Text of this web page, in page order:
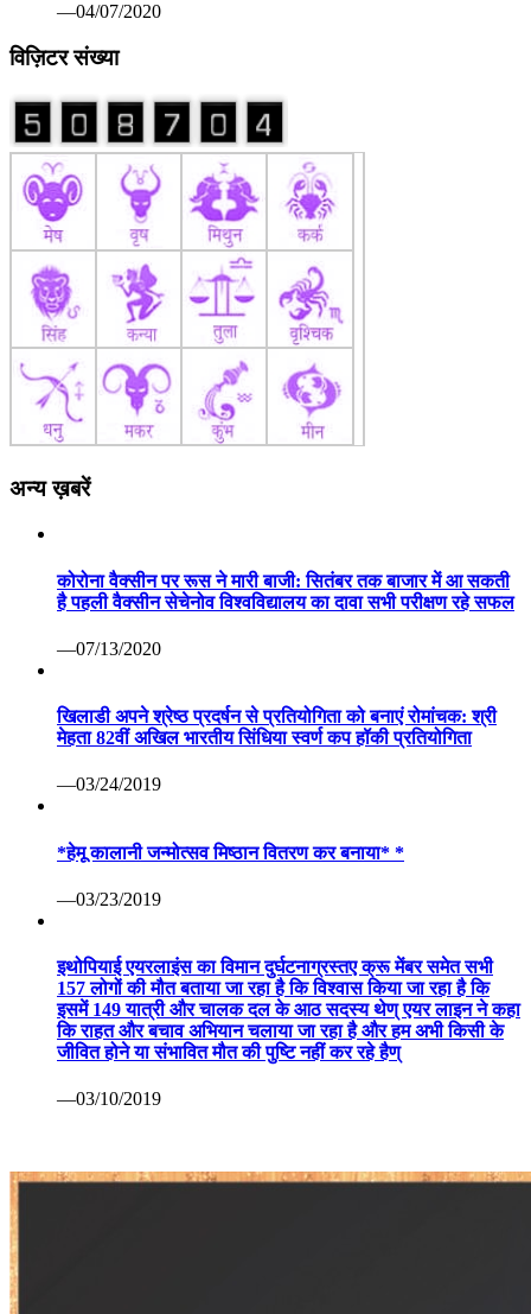
—04/07/2020
विज़िटर संख्या
अन्य ख़बरें
कोरोना वैक्सीन पर रूस ने मारी बाजी: सितंबर तक बाजार में आ सकती
है पहली वैक्सीन सेचेनोव विश्वविद्यालय का दावा सभी परीक्षण रहे सफल
—07/13/2020
खिलाडी अपने श्रेष्ठ प्रदर्षन से प्रतियोगिता को बनाएं रोमांचक: श्री
मेहता 82वीं अखिल भारतीय सिंधिया स्वर्ण कप हॉकी प्रतियोगिता
—03/24/2019
*हेमू कालानी जन्मोत्सव मिष्ठान वितरण कर बनाया* *
—03/23/2019
इथोपियाई एयरलाइंस का विमान दुर्घटनाग्रस्तए क्रू मेंबर समेत सभी
157 लोगों की मौत बताया जा रहा है कि विश्वास किया जा रहा है कि
इसमें 149 यात्री और चालक दल के आठ सदस्य थेण् एयर लाइन ने कहा
कि राहत और बचाव अभियान चलाया जा रहा है और हम अभी किसी के
जीवित होने या संभावित मौत की पुष्टि नहीं कर रहे हैण्
—03/10/2019